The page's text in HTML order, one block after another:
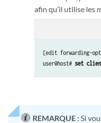
afin qu’il utilise les
[edit forwarding-
user@host# set
REMARQUE : Si